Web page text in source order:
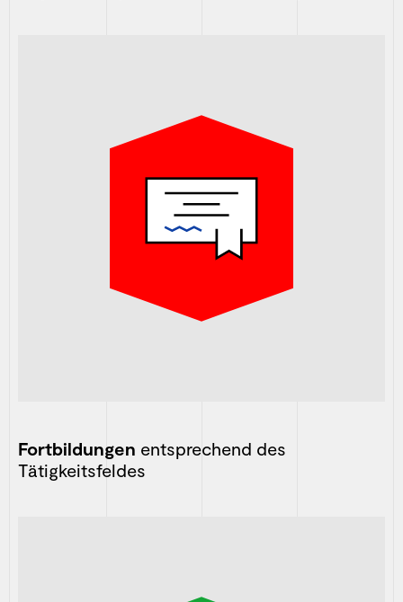
Fortbildungen entsprechend des
Tätigkeitsfeldes